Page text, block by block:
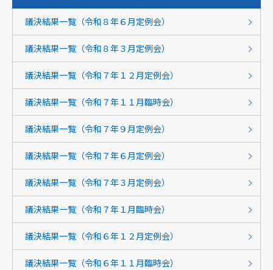
議決結果一覧（令和８年６月定例会）
議決結果一覧（令和８年３月定例会）
議決結果一覧（令和７年１２月定例会）
議決結果一覧（令和７年１１月臨時会）
議決結果一覧（令和７年９月定例会）
議決結果一覧（令和７年６月定例会）
議決結果一覧（令和７年３月定例会）
議決結果一覧（令和７年１月臨時会）
議決結果一覧（令和６年１２月定例会）
議決結果一覧（令和６年１１月臨時会）